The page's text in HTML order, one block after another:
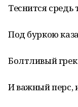
Теснится
Под буркою
Болтливый
И важный перс,